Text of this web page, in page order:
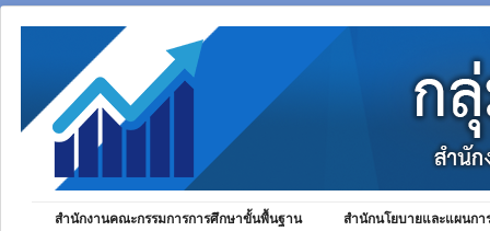
สำนักงานคณะกรรมการการศึกษาขั้นพื้นฐาน สำนักนโยบายและแผนก